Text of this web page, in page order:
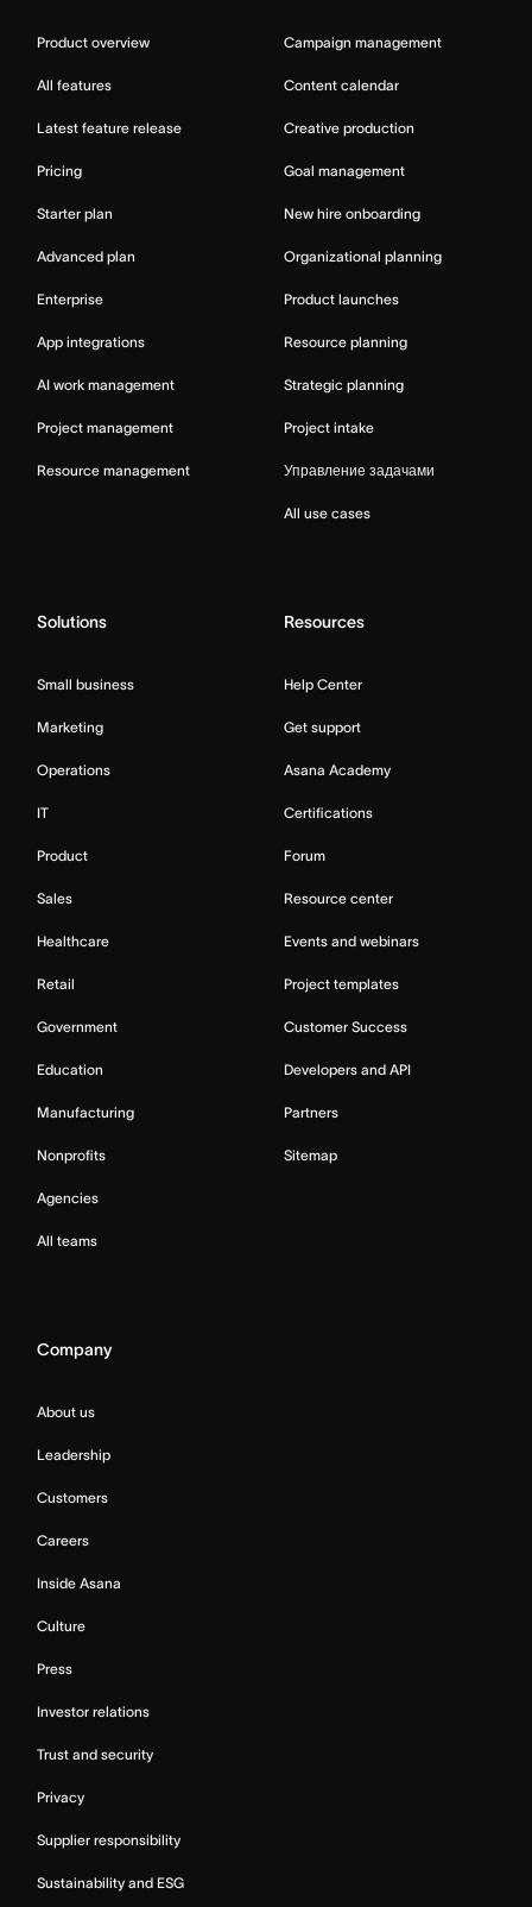
Product overview
All features
Latest feature release
Pricing
Starter plan
Advanced plan
Enterprise
App integrations
AI work management
Project management
Resource management
Campaign management
Content calendar
Creative production
Goal management
New hire onboarding
Organizational planning
Product launches
Resource planning
Strategic planning
Project intake
Управление задачами
All use cases
Solutions
Small business
Marketing
Operations
IT
Product
Sales
Healthcare
Retail
Government
Education
Manufacturing
Nonprofits
Agencies
All teams
Resources
Help Center
Get support
Asana Academy
Certifications
Forum
Resource center
Events and webinars
Project templates
Customer Success
Developers and API
Partners
Sitemap
Company
About us
Leadership
Customers
Careers
Inside Asana
Culture
Press
Investor relations
Trust and security
Privacy
Supplier responsibility
Sustainability and ESG